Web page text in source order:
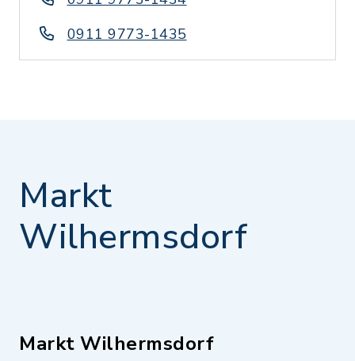
0911 9773-1435
Markt
Wilhermsdorf
Markt Wilhermsdorf